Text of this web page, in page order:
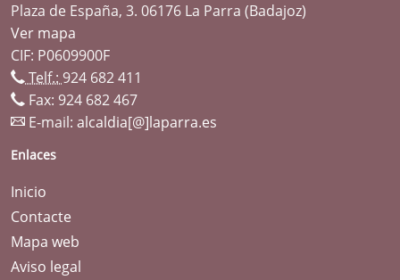
Plaza de España, 3. 06176 La Parra (Badajoz)
Ver mapa
CIF: P0609900F
Telf.: 924 682 411
Fax: 924 682 467
E-mail: alcaldia[@]laparra.es
Enlaces
Inicio
Contacte
Mapa web
Aviso legal